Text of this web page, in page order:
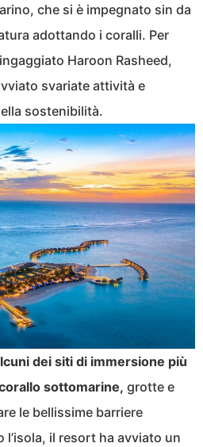
che si è impegnato sin da
adottando i coralli. Per
Haroon Rasheed,
svariate attività e
sostenibilità.
dei siti di immersione più
sottomarine, grotte e
le bellissime barriere
il resort ha avviato un